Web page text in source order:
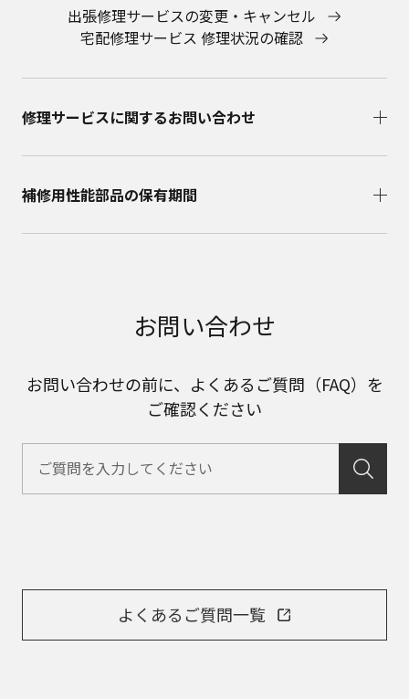
出張修理サービスの変更・キャンセル
宅配修理サービス 修理状況の確認
修理サービスに関するお問い合わせ​
補修用性能部品の保有期間​
お問い合わせ
お問い合わせの前に、よくあるご質問（FAQ）を
ご確認ください
よくあるご質問一覧